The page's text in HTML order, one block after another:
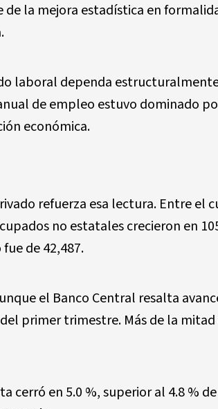
la mejora estadística en
laboral dependa
de empleo estuvo dominado
económica.
refuerza esa lectura. Entre el
no estatales crecieron en
de 42,487.
el Banco Central resalta
primer trimestre. Más de la
cerró en 5.0 %, superior al 4.8 %